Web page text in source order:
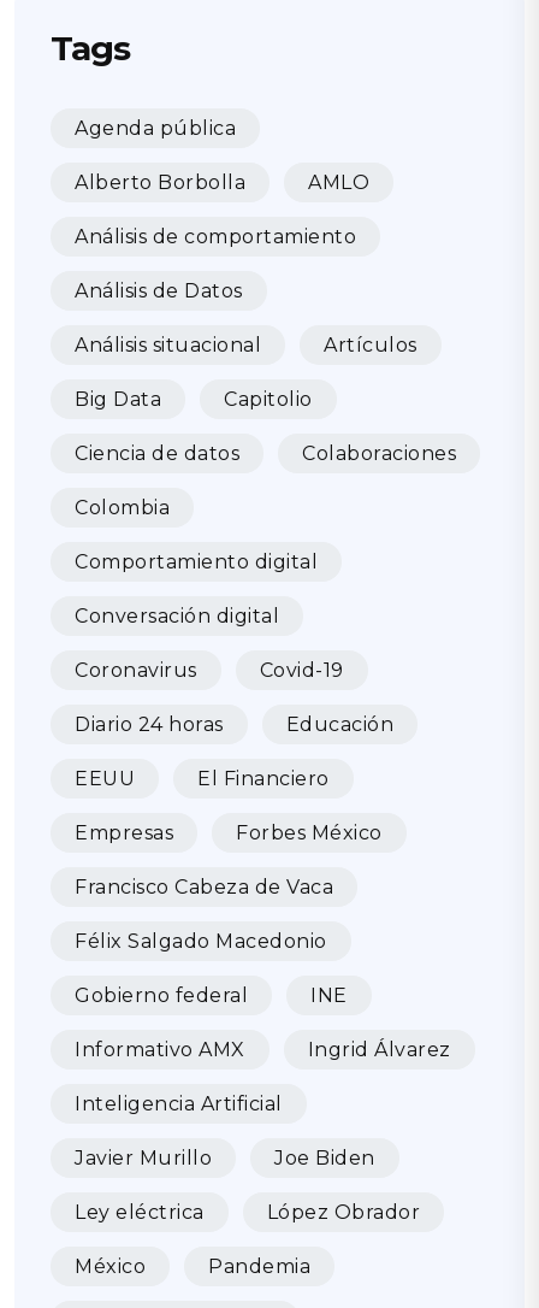
Tags
Agenda pública
Alberto Borbolla AMLO
Análisis de comportamiento
Análisis de Datos
Análisis situacional Artículos
Big Data Capitolio
Ciencia de datos Colaboraciones
Colombia
Comportamiento digital
Conversación digital
Coronavirus Covid-19
Diario 24 horas Educación
EEUU El Financiero
Empresas Forbes México
Francisco Cabeza de Vaca
Félix Salgado Macedonio
Gobierno federal INE
Informativo AMX Ingrid Álvarez
Inteligencia Artificial
Javier Murillo Joe Biden
Ley eléctrica López Obrador
México Pandemia